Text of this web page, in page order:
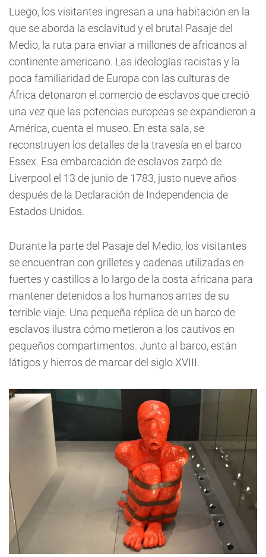
Luego, los visitantes ingresan a una habitación en la
que se aborda la esclavitud y el brutal Pasaje del
Medio, la ruta para enviar a millones de africanos al
continente americano. Las ideologías racistas y la
poca familiaridad de Europa con las culturas de
África detonaron el comercio de esclavos que creció
una vez que las potencias europeas se expandieron a
América, cuenta el museo. En esta sala, se
reconstruyen los detalles de la travesía en el barco
Essex. Esa embarcación de esclavos zarpó de
Liverpool el 13 de junio de 1783, justo nueve años
después de la Declaración de Independencia de
Estados Unidos.
Durante la parte del Pasaje del Medio, los visitantes
se encuentran con grilletes y cadenas utilizadas en
fuertes y castillos a lo largo de la costa africana para
mantener detenidos a los humanos antes de su
terrible viaje. Una pequeña réplica de un barco de
esclavos ilustra cómo metieron a los cautivos en
pequeños compartimentos. Junto al barco, están
látigos y hierros de marcar del siglo XVIII.